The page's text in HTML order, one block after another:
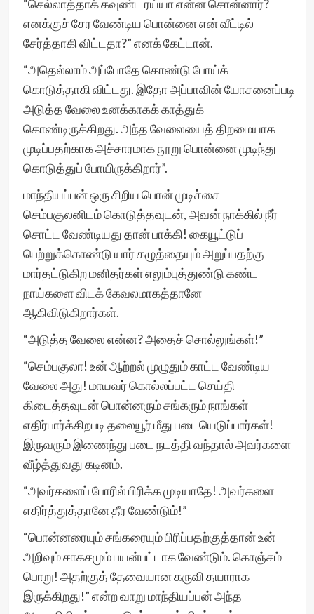
“செல்லாத்தாக் கவுண்ட ரய்யா என்ன சொன்னார்?
எனக்குச் சேர வேண்டிய பொன்னை என் வீட்டில்
சேர்த்தாகி விட்டதா?” எனக் கேட்டான்.
“அதெல்லாம் அப்போதே கொண்டு போய்க்
கொடுத்தாகி விட்டது. இதோ அப்பாவின் யோசனைப்படி
அடுத்த வேலை உனக்காகக் காத்துக்
கொண்டிருக்கிறது. அந்த வேலையைத் திறமையாக
முடிப்பதற்காக அச்சாரமாக நூறு பொன்னை முடிந்து
கொடுத்துப் போயிருக்கிறார்”.
மாந்தியப்பன் ஒரு சிறிய பொன் முடிச்சை
செம்பகுலனிடம் கொடுத்தவுடன், அவன் நாக்கில் நீர்
சொட்ட வேண்டியது தான் பாக்கி! கையூட்டுப்
பெற்றுக்கொண்டு யார் கழுத்தையும் அறுப்பதற்கு
மார்தட்டுகிற மனிதர்கள் எலும்புத்துண்டு கண்ட
நாய்களை விடக் கேவலமாகத்தானே
ஆகிவிடுகிறார்கள்.
“அடுத்த வேலை என்ன? அதைச் சொல்லுங்கள்!”
“செம்பகுலா! உன் ஆற்றல் முழுதும் காட்ட வேண்டிய
வேலை அது! மாயவர் கொல்லப்பட்ட செய்தி
கிடைத்தவுடன் பொன்னரும் சங்கரும் நாங்கள்
எதிர்பார்க்கிறபடி தலையூர் மீது படையெடுப்பார்கள்!
இருவரும் இணைந்து படை நடத்தி வந்தால் அவர்களை
வீழ்த்துவது கடினம்.
“அவர்களைப் போரில் பிரிக்க முடியாதே! அவர்களை
எதிர்த்துத்தானே தீர வேண்டும்!”
“பொன்னரையும் சங்கரையும் பிரிப்பதற்குத்தான் உன்
அறிவும் சாகசமும் பயன்பட்டாக வேண்டும். கொஞ்சம்
பொறு! அதற்குத் தேவையான கருவி தயாராக
இருக்கிறது!” என்ற வாறு மாந்தியப்பன் அந்த